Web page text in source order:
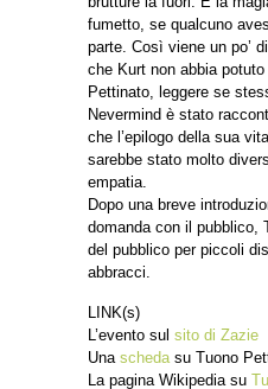
fumetto, se qualcuno
parte. Così viene un po’
che Kurt non abbia
Pettinato, leggere se
Nevermind è stato
che l’epilogo della sua
sarebbe stato molto
empatia.
Dopo una breve
domanda con il pubblico,
del pubblico per piccoli
abbracci.
LINK(s)
L’evento sul sito di Zazie
Una scheda su Tuono
La pagina Wikipedia su